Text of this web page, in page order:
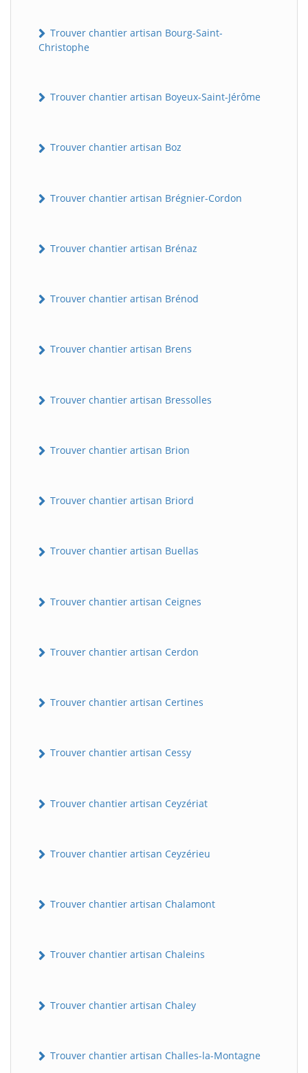
Trouver chantier artisan Bourg-Saint-
Christophe
Trouver chantier artisan Boyeux-Saint-Jérôme
Trouver chantier artisan Boz
Trouver chantier artisan Brégnier-Cordon
Trouver chantier artisan Brénaz
Trouver chantier artisan Brénod
Trouver chantier artisan Brens
Trouver chantier artisan Bressolles
Trouver chantier artisan Brion
Trouver chantier artisan Briord
Trouver chantier artisan Buellas
Trouver chantier artisan Ceignes
Trouver chantier artisan Cerdon
Trouver chantier artisan Certines
Trouver chantier artisan Cessy
Trouver chantier artisan Ceyzériat
Trouver chantier artisan Ceyzérieu
Trouver chantier artisan Chalamont
Trouver chantier artisan Chaleins
Trouver chantier artisan Chaley
Trouver chantier artisan Challes-la-Montagne